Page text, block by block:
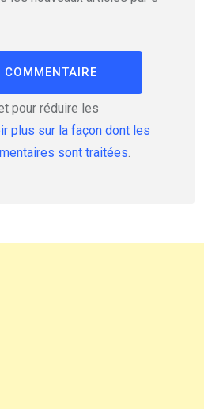
pour réduire les
plus sur la façon dont les
sont traitées.